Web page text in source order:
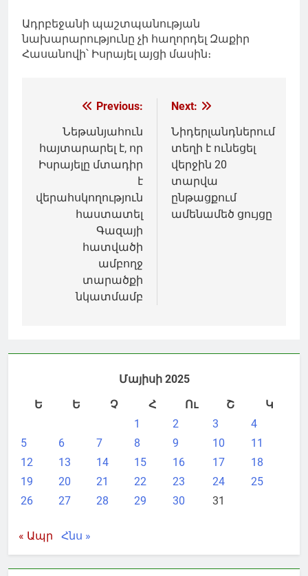
Ադրբեջանի պաշտպանության
նախարարությունը չի հաղորդել Զաքիր
Հասանովի՝ Իսրայել այցի մասին։
Գրառումների
նավարկումը
Previous:
Նեթանյահուն
հայտարարել է, որ
Իսրայելը մտադիր
է
վերահսկողություն
հաստատել
Գազայի
հատվածի
ամբողջ
տարածքի
նկատմամբ
Next:
Նիդերլանդներում
տեղի է ունեցել
վերջին 20
տարվա
ընթացքում
ամենամեծ ցույցը
Մայիսի 2025
Ե
Ե Չ Հ Ու Շ
Կ
1
2 3
4
5
6 7 8 9 10
11
12
13 14 15 16 17
18
19
20 21 22 23 24
25
26
27 28 29 30 31
« Ապր Հնս »